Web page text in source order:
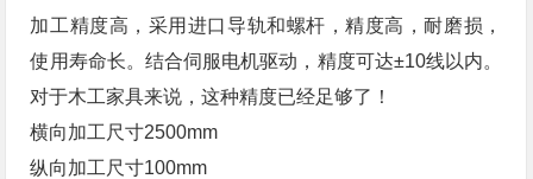
加工精度高，采用进口导轨和螺杆，精度高，耐磨损，
使用寿命长。结合伺服电机驱动，精度可达±10线以内。
对于木工家具来说，这种精度已经足够了！
横向加工尺寸2500mm
纵向加工尺寸100mm